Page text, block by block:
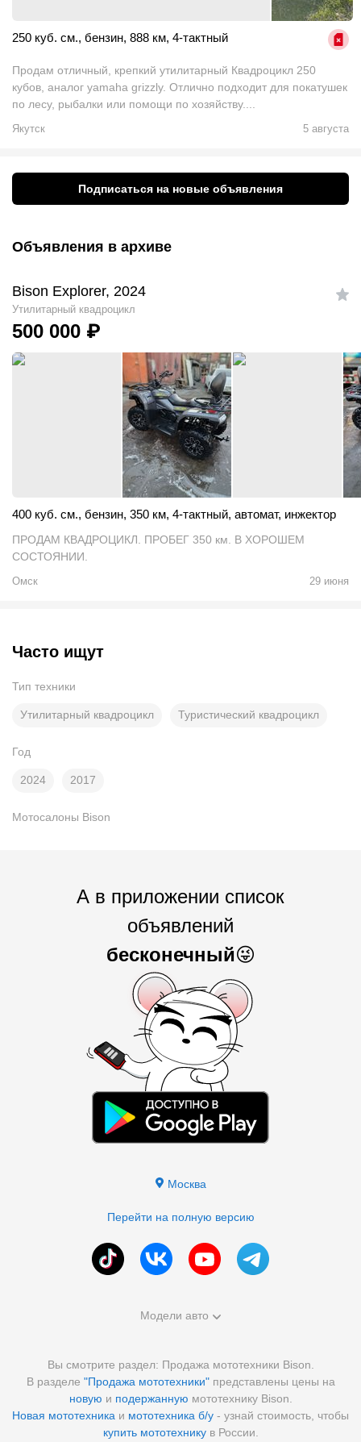
250 куб. см., бензин, 888 км, 4-тактный
Продам отличный, крепкий утилитарный Квадроцикл 250
кубов, аналог yamaha grizzly. Отлично подходит для покатушек
по лесу, рыбалки или помощи по хозяйству....
Якутск 5 августа
Подписаться на новые объявления
Объявления в архиве
Bison Explorer, 2024
Утилитарный квадроцикл
500 000 ₽
400 куб. см., бензин, 350 км, 4-тактный, автомат, инжектор
ПРОДАМ КВАДРОЦИКЛ. ПРОБЕГ 350 км. В ХОРОШЕМ
СОСТОЯНИИ.
Омск 29 июня
Часто ищут
Тип техники
Утилитарный квадроцикл Туристический квадроцикл
Год
2024 2017
Мотосалоны Bison
А в приложении список
объявлений
бесконечный😜
Москва
Перейти на полную версию
Модели авто
Вы смотрите раздел: Продажа мототехники Bison.
В разделе "Продажа мототехники"представлены цены на
новую и подержанную мототехнику Bison.
Новая мототехника и мототехника б/у - узнай стоимость, чтобы
купить мототехникув России.